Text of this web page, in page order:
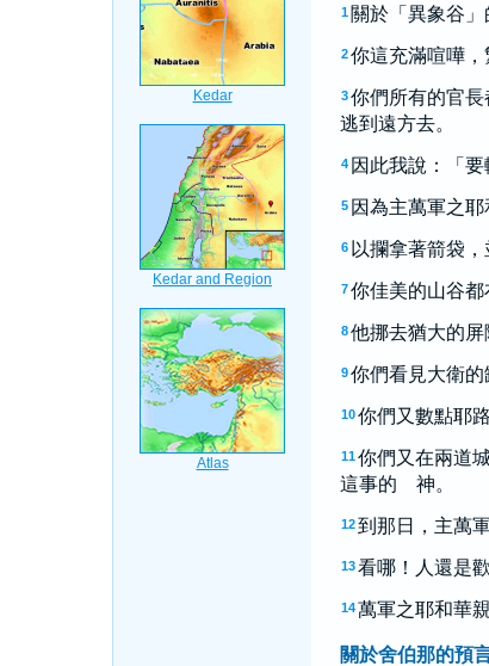
1 關於「異象谷
2 你這充滿喧嘩，
3 你們所有的官
逃到遠方去。
4 因此我說：「
5 因為主萬軍之
6 以攔拿著箭袋
7 你佳美的山谷都
8 他挪去猶大的屏
9 你們看見大衛的
10 你們又數點耶
11 你們又在兩道
這事的 神。
12 到那日，主萬
13 看哪！人還是
14 萬軍之耶和華
關於舍伯那的預